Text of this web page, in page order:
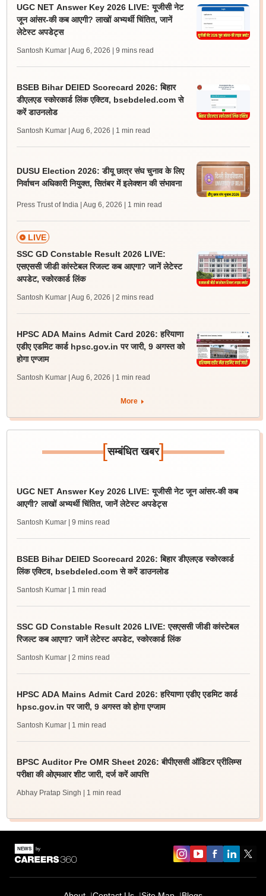
UGC NET Answer Key 2026 LIVE: यूजीसी नेट
जून आंसर-की कब आएगी? लाखों अभ्यर्थी चिंतित, जानें
लेटेस्ट अपडेट्स
Santosh Kumar | Aug 6, 2026 | 9 mins read
BSEB Bihar DElED Scorecard 2026: बिहार
डीएलएड स्कोरकार्ड लिंक एक्टिव, bsebdeled.com से
करें डाउनलोड
Santosh Kumar | Aug 6, 2026 | 1 min read
DUSU Election 2026: डीयू छात्र संघ चुनाव के लिए
निर्वाचन अधिकारी नियुक्त, सितंबर में इलेक्शन की संभावना
Press Trust of India | Aug 6, 2026 | 1 min read
LIVE
SSC GD Constable Result 2026 LIVE:
एसएससी जीडी कांस्टेबल रिजल्ट कब आएगा? जानें लेटेस्ट
अपडेट, स्कोरकार्ड लिंक
Santosh Kumar | Aug 6, 2026 | 2 mins read
HPSC ADA Mains Admit Card 2026: हरियाणा
एडीए एडमिट कार्ड hpsc.gov.in पर जारी, 9 अगस्त को
होगा एग्जाम
Santosh Kumar | Aug 6, 2026 | 1 min read
More
[सम्बंधित खबर]
UGC NET Answer Key 2026 LIVE: यूजीसी नेट जून आंसर-की कब
आएगी? लाखों अभ्यर्थी चिंतित, जानें लेटेस्ट अपडेट्स
Santosh Kumar | 9 mins read
BSEB Bihar DElED Scorecard 2026: बिहार डीएलएड स्कोरकार्ड
लिंक एक्टिव, bsebdeled.com से करें डाउनलोड
Santosh Kumar | 1 min read
SSC GD Constable Result 2026 LIVE: एसएससी जीडी कांस्टेबल
रिजल्ट कब आएगा? जानें लेटेस्ट अपडेट, स्कोरकार्ड लिंक
Santosh Kumar | 2 mins read
HPSC ADA Mains Admit Card 2026: हरियाणा एडीए एडमिट कार्ड
hpsc.gov.in पर जारी, 9 अगस्त को होगा एग्जाम
Santosh Kumar | 1 min read
BPSC Auditor Pre OMR Sheet 2026: बीपीएससी ऑडिटर प्रीलिम्स
परीक्षा की ओएमआर शीट जारी, दर्ज करें आपत्ति
Abhay Pratap Singh | 1 min read